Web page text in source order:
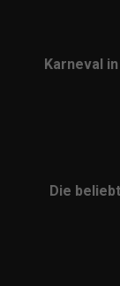
Karneval
Die